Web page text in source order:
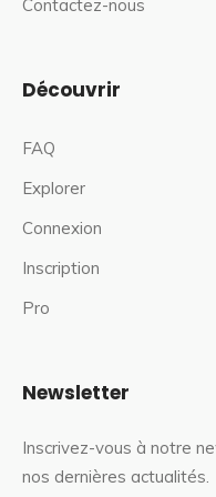
Contactez-nous
Découvrir
FAQ
Explorer
Connexion
Inscription
Pro
Newsletter
Inscrivez-vous à notre
nos dernières actualités.